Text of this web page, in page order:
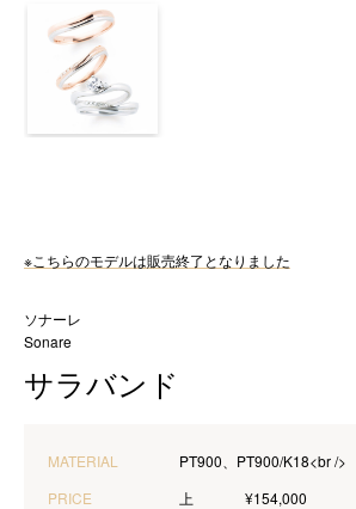
※こちらのモデルは販売終了となりました
ソナーレ
Sonare
サラバンド
MATERIAL
PT900、PT900/K18<br />
PRICE
上
¥154,000